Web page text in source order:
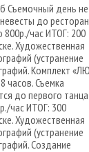
Съемочный день не
до
800р./час ИТОГ: 200
Художественная
(устранение
Комплект
часов. Съемка
до первого танца
час ИТОГ: 300
Художественная
(устранение
Создание